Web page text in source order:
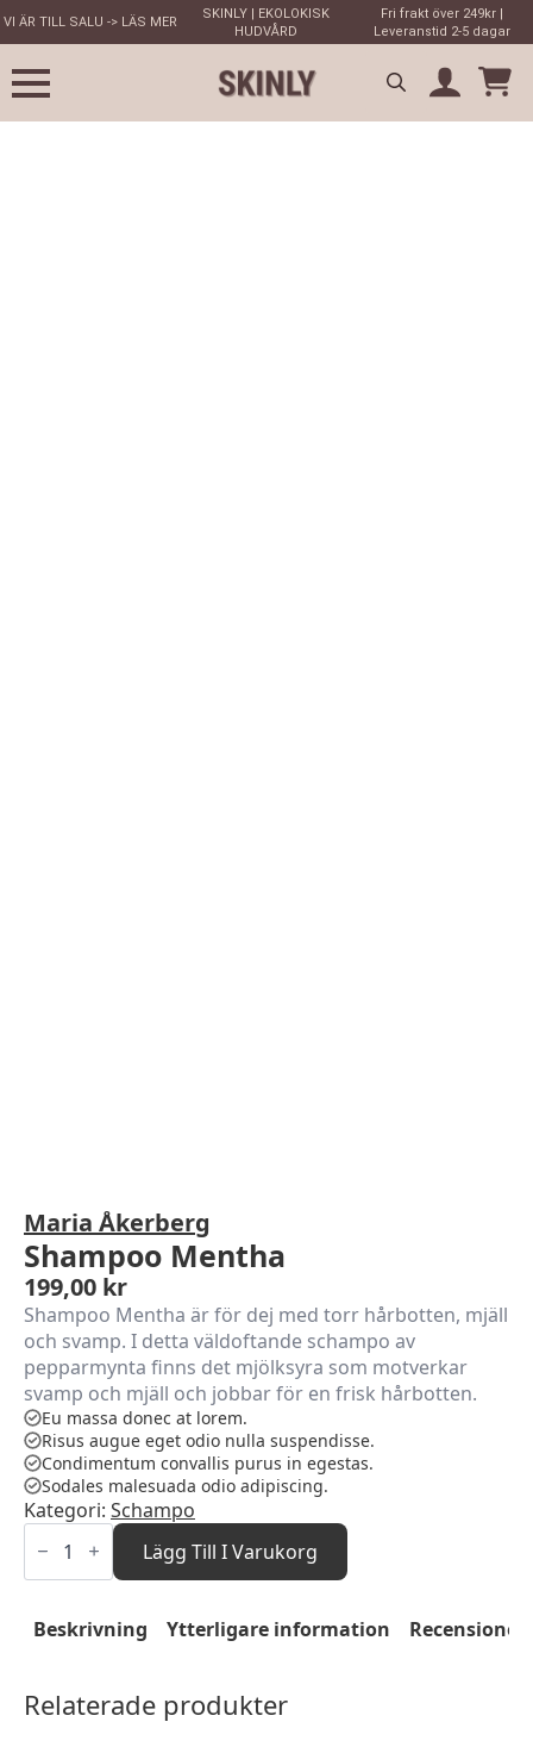
VI ÄR TILL SALU -> LÄS MER
SKINLY | EKOLOKISK
HUDVÅRD
Fri frakt över 249kr |
Leveranstid 2-5 dagar
Search
Maria Åkerberg
Shampoo Mentha
199,00 kr
Shampoo Mentha är för dej med torr hårbotten, mjäll
och svamp. I detta väldoftande schampo av
pepparmynta finns det mjölksyra som motverkar
svamp och mjäll och jobbar för en frisk hårbotten.
Eu massa donec at lorem.
Risus augue eget odio nulla suspendisse.
Condimentum convallis purus in egestas.
Sodales malesuada odio adipiscing.
Kategori: Schampo
Shampoo
Mentha Lägg Till I Varukorg
Beskrivning Ytterligare information Recensioner
Relaterade produkter